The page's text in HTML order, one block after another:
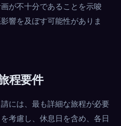
が不十分であることを示唆
響を及ぼす可能性がありま
程要件
には、最も詳細な旅程が必要
考慮し、休息日を含め、各日